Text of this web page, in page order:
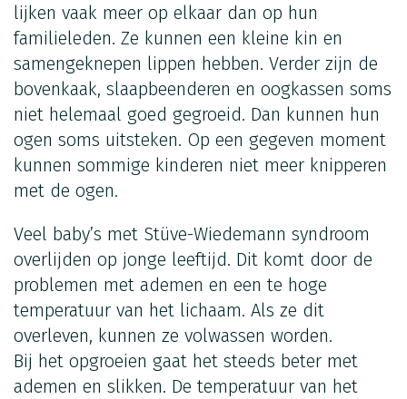
lijken vaak meer op elkaar dan op hun
familieleden. Ze kunnen een kleine kin en
samengeknepen lippen hebben. Verder zijn de
bovenkaak, slaapbeenderen en oogkassen soms
niet helemaal goed gegroeid. Dan kunnen hun
ogen soms uitsteken. Op een gegeven moment
kunnen sommige kinderen niet meer knipperen
met de ogen.
Veel baby’s met Stüve-Wiedemann syndroom
overlijden op jonge leeftijd. Dit komt door de
problemen met ademen en een te hoge
temperatuur van het lichaam. Als ze dit
overleven, kunnen ze volwassen worden.
Bij het opgroeien gaat het steeds beter met
ademen en slikken. De temperatuur van het